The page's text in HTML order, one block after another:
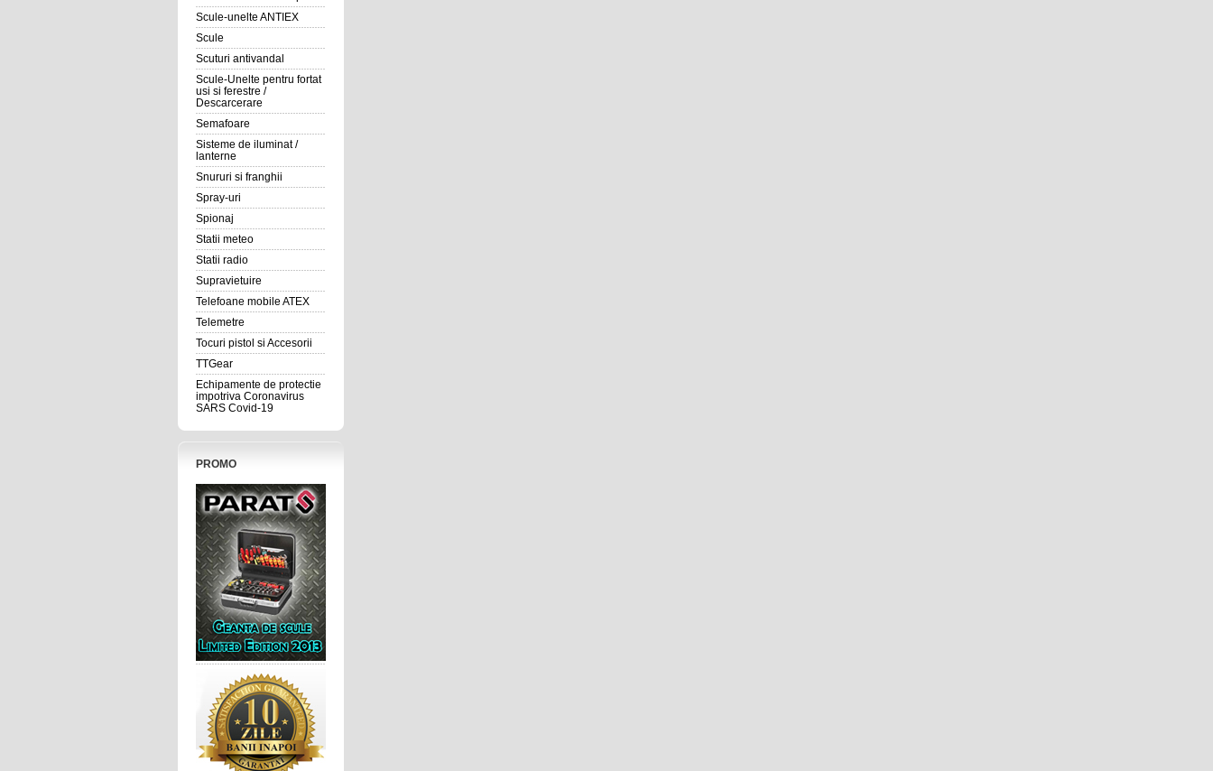
Scule-unelte ANTIEX
Scule
Scuturi antivandal
Scule-Unelte pentru fortat
usi si ferestre /
Descarcerare
Semafoare
Sisteme de iluminat /
lanterne
Snururi si franghii
Spray-uri
Spionaj
Statii meteo
Statii radio
Supravietuire
Telefoane mobile ATEX
Telemetre
Tocuri pistol si Accesorii
TTGear
Echipamente de protectie
impotriva Coronavirus
SARS Covid-19
PROMO